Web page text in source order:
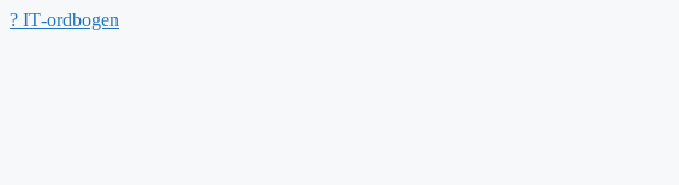
Hop
? IT‑ordbogen